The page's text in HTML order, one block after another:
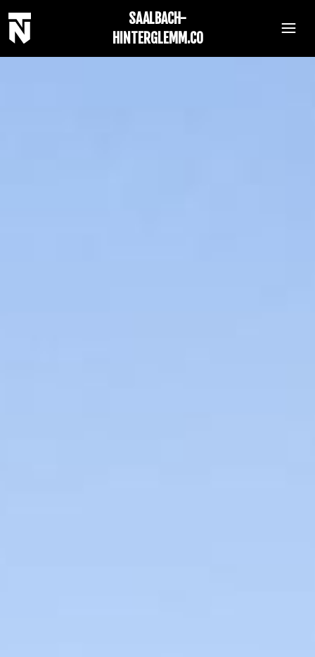
SAALBACH-
HINTERGLEMM.CO